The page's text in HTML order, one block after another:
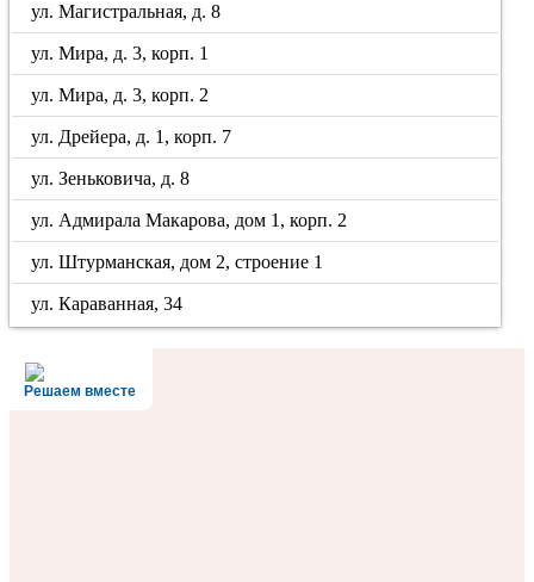
ул. Магистральная, д. 8
ул. Мира, д. 3, корп. 1
ул. Мира, д. 3, корп. 2
ул. Дрейера, д. 1, корп. 7
ул. Зеньковича, д. 8
ул. Адмирала Макарова, дом 1, корп. 2
ул. Штурманская, дом 2, строение 1
ул. Караванная, 34
Решаем вместе